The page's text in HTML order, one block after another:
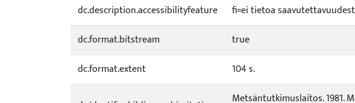
dc.description.accessibilityfeature
fi=ei tietoa
dc.format.bitstream
true
dc.format.extent
104 s.
Metsäntutkimuslaitos. 1981.